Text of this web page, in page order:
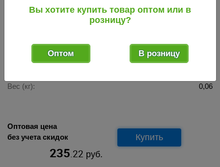
Код товара:027868
Габаритные размеры 1 ед. товара в транспортном виде
ДхШхВ (м):
0,03 х 0,03 х 0,1
Вес (кг):
0,06
Оптовая цена
без учета скидок
235.22 руб.
Купить
Вы хотите купить товар оптом или в
розницу?
Оптом В розницу